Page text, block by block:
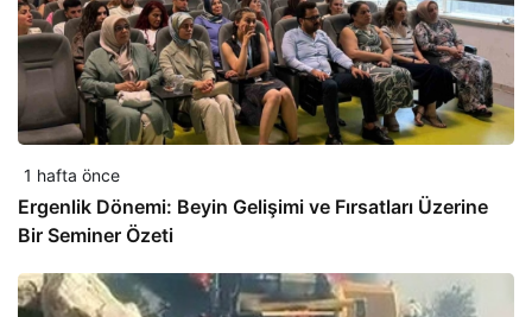
1 hafta önce
Ergenlik Dönemi: Beyin Gelişimi ve Fırsatları Üzerine
Bir Seminer Özeti